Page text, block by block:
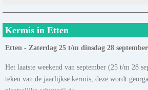
Kermis in Etten
Etten - Zaterdag 25 t/m dinsdag 28 september
Het laatste weekend van september (25 t/m 28
teken van de jaarlijkse kermis, deze wordt